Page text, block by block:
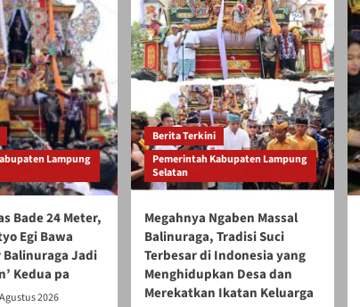
Lampung
Bade 24 Meter,
Egi Bawa
Balinuraga Jadi
Kedua pa
2026
Berita Terkini
Pemerintah Kabupaten Lampung
Selatan
Megahnya Ngaben Massal
Balinuraga, Tradisi Suci
Terbesar di Indonesia yang
Menghidupkan Desa dan
Merekatkan Ikatan Keluarga